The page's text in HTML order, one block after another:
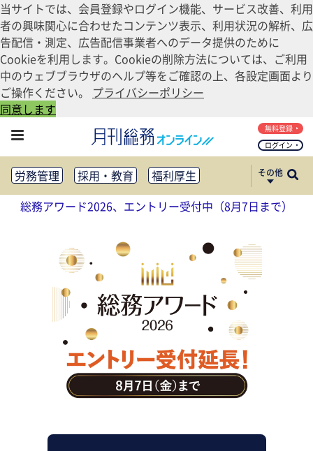
当サイトでは、会員登録やログイン機能、サービス改善、利用
者の興味関心に合わせたコンテンツ表示、利用状況の解析、広
告配信・測定、広告配信事業者へのデータ提供のために
Cookieを利用します。Cookieの削除方法については、ご利用
中のウェブブラウザのヘルプ等をご確認の上、各設定画面より
ご操作ください。 プライバシーポリシー
同意します
ログイン
無料登録
労務管理 採用・教育
福利厚生
健康経営
働き方改革
法務・コンプライアンス
リスクマネジメント・BCP
社外・社内広報
社外・社内コミュニケーション活性化
FM・オフィス移転
CSR・SDGs
テクノロジー活用・DX
助成金・補助金・コスト削減
アウトソーシング・BPO
調査・レポート
その他
総務アワード2026、エントリー受付中（8月7日まで）